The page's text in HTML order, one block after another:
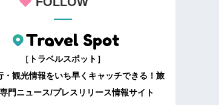
［トラベルスポット］
・観光情報をいち早くキャッチできる！旅
門ニュース/プレスリリース情報サイト